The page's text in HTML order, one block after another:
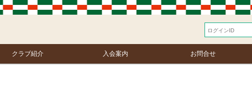
クラブ紹介 入会案内 お問合せ